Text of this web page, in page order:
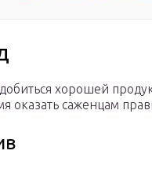
хорошей
оказать саженцам